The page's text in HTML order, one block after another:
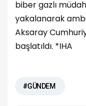
biber gazlı
yakalanarak
Aksaray
başlatıldı. *IHA
#GÜNDEM